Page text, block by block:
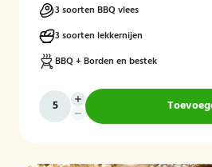
BBQ-ervaring tijdens een feest, familiedag
3 soorten BBQ vlees
3 soorten lekkernijen
BBQ + Borden en bestek